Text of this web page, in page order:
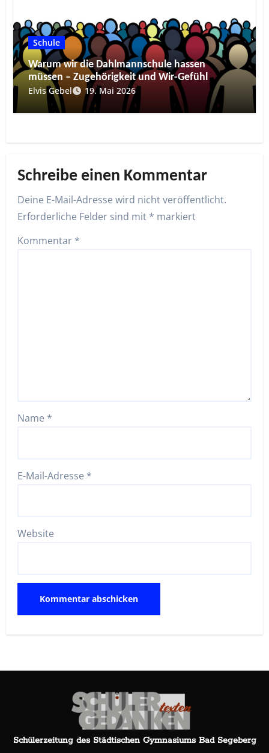
Schule
Warum wir die Dahlmannschule hassen
müssen – Zugehörigkeit und Wir-Gefühl
Elvis Gebel
19. Mai 2026
Schreibe einen Kommentar
Deine E-Mail-Adresse wird nicht veröffentlicht.
Erforderliche Felder sind mit * markiert
Kommentar *
Name *
E-Mail-Adresse *
Website
Schülerzeitung des Städtischen Gymnasiums Bad Segeberg